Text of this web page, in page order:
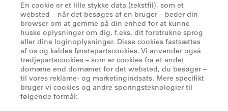
En cookie er et lille stykke data (tekstfil), som et
websted – når det besøges af en bruger – beder din
browser om at gemme på din enhed for at kunne
huske oplysninger om dig, f.eks. dit foretrukne sprog
eller dine loginoplysninger. Disse cookies fastsættes
af os og kaldes førstepartscookies. Vi anvender også
tredjepartscookies – som er cookies fra et andet
domæne end domænet for det websted, du besøger –
til vores reklame- og marketingindsats. Mere specifikt
bruger vi cookies og andre sporingsteknologier til
følgende formål: